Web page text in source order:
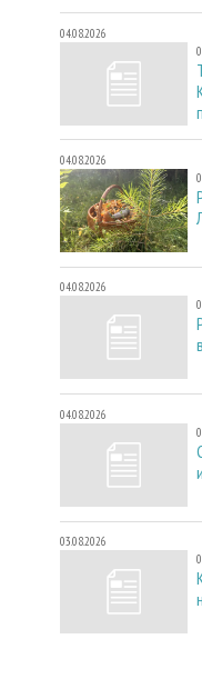
04.08.2026
04.08.2026
04.08.2026
04.08.2026
03.08.2026